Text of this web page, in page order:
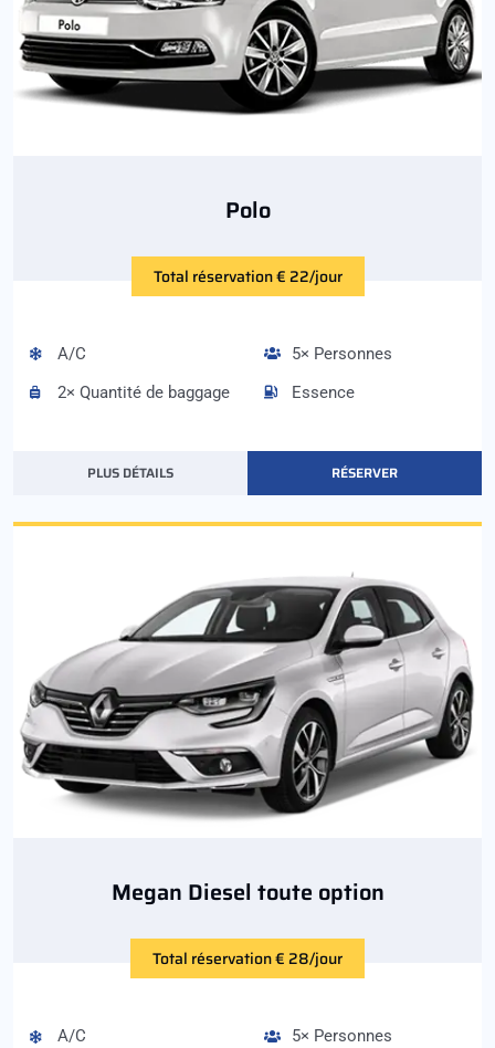
Polo
Total réservation € 22/jour
A/C
2× Quantité de baggage
5× Personnes
Essence
PLUS DÉTAILS RÉSERVER
Megan Diesel toute option
Total réservation € 28/jour
A/C
5× Personnes